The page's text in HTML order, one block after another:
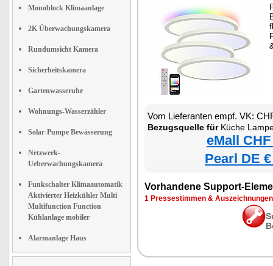
Monoblock Klimaanlage
2K Überwachungskamera
Rundumsicht Kamera
Sicherheitskamera
Gartenwasseruhr
Wohnungs-Wasserzähler
Solar-Pumpe Bewässerung
Netzwerk-
Ueberwachungskamera
Funkschalter Klimaautomatik
Aktivierter Heizkühler Multi
Multifunction Function
Kühlanlage mobiler
Alarmanlage Haus
Vom Lieferanten empf. VK:
Bezugsquelle fürKüche
eMall
Pearl DE
Vorhandene Support-
1 Pressestimmen & Auszeichnungen